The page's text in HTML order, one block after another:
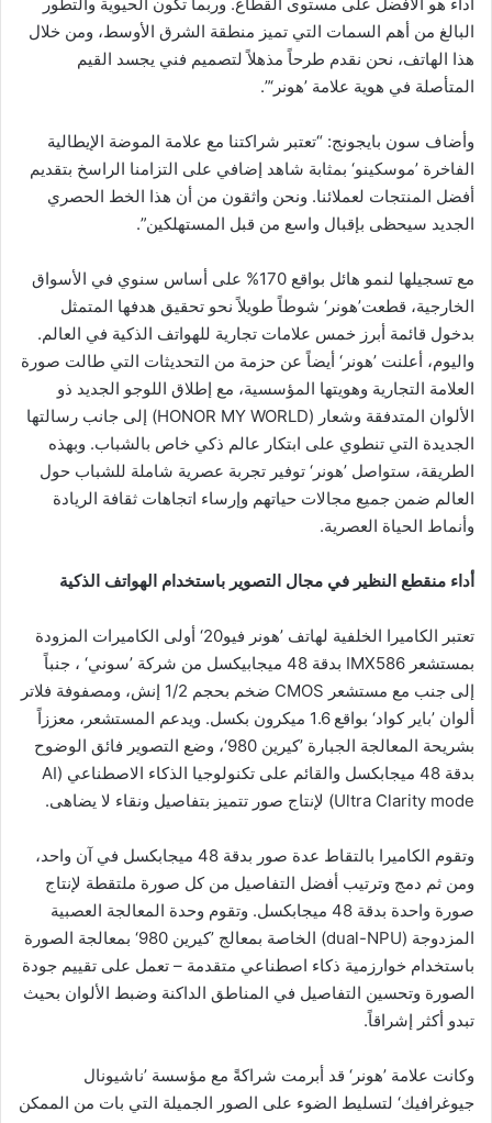
البالغ من أهم السمات التي تميز منطقة الشرق الأوسط، ومن خلال
هذا الهاتف، نحن نقدم طرحاً مذهلاً لتصميم فني يجسد القيم
المتأصلة في هوية علامة ’هونر‘”.
وأضاف سون بايجونج: “تعتبر شراكتنا مع علامة الموضة الإيطالية
الفاخرة ’موسكينو‘ بمثابة شاهد إضافي على التزامنا الراسخ بتقديم
أفضل المنتجات لعملائنا. ونحن واثقون من أن هذا الخط الحصري
الجديد سيحظى بإقبال واسع من قبل المستهلكين”.
مع تسجيلها لنمو هائل بواقع 170% على أساس سنوي في الأسواق
الخارجية، قطعت’هونر‘ شوطاً طويلاً نحو تحقيق هدفها المتمثل
بدخول قائمة أبرز خمس علامات تجارية للهواتف الذكية في العالم.
واليوم، أعلنت ’هونر‘ أيضاً عن حزمة من التحديثات التي طالت صورة
العلامة التجارية وهويتها المؤسسية، مع إطلاق اللوجو الجديد ذو
الألوان المتدفقة وشعار (HONOR MY WORLD) إلى جانب رسالتها
الجديدة التي تنطوي على ابتكار عالم ذكي خاص بالشباب. وبهذه
الطريقة، ستواصل ’هونر‘ توفير تجربة عصرية شاملة للشباب حول
العالم ضمن جميع مجالات حياتهم وإرساء اتجاهات ثقافة الريادة
وأنماط الحياة العصرية.
أداء منقطع النظير في مجال التصوير باستخدام الهواتف الذكية
تعتبر الكاميرا الخلفية لهاتف ’هونر فيو20‘ أولى الكاميرات المزودة
بمستشعر IMX586 بدقة 48 ميجابيكسل من شركة ’سوني‘ ، جنباً
إلى جنب مع مستشعر CMOS ضخم بحجم 1/2 إنش، ومصفوفة فلاتر
ألوان ’باير كواد‘ بواقع 1.6 ميكرون بكسل. ويدعم المستشعر، معززاً
بشريحة المعالجة الجبارة ’كيرين 980‘، وضع التصوير فائق الوضوح
بدقة 48 ميجابكسل والقائم على تكنولوجيا الذكاء الاصطناعي (AI
Ultra Clarity mode) لإنتاج صور تتميز بتفاصيل ونقاء لا يضاهى.
وتقوم الكاميرا بالتقاط عدة صور بدقة 48 ميجابكسل في آن واحد،
ومن ثم دمج وترتيب أفضل التفاصيل من كل صورة ملتقطة لإنتاج
صورة واحدة بدقة 48 ميجابكسل. وتقوم وحدة المعالجة العصبية
المزدوجة (dual-NPU) الخاصة بمعالج ’كيرين 980‘ بمعالجة الصورة
باستخدام خوارزمية ذكاء اصطناعي متقدمة – تعمل على تقييم جودة
الصورة وتحسين التفاصيل في المناطق الداكنة وضبط الألوان بحيث
تبدو أكثر إشراقاً.
وكانت علامة ’هونر‘ قد أبرمت شراكةً مع مؤسسة ’ناشيونال
جيوغرافيك‘ لتسليط الضوء على الصور الجميلة التي بات من الممكن